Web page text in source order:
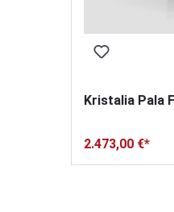
Kristalia Pala
2.473,00 €*